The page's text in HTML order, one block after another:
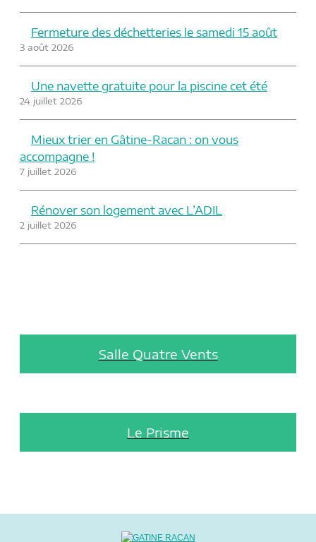
Fermeture des déchetteries le samedi 15 août
3 août 2026
Une navette gratuite pour la piscine cet été
24 juillet 2026
Mieux trier en Gâtine-Racan : on vous
accompagne !
7 juillet 2026
Rénover son logement avec L’ADIL
2 juillet 2026
Salle Quatre Vents
Le Prisme